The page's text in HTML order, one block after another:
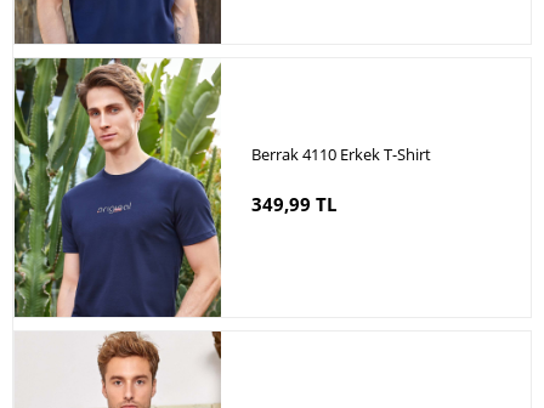
Berrak 4110 Erkek T-Shirt
349,99 TL